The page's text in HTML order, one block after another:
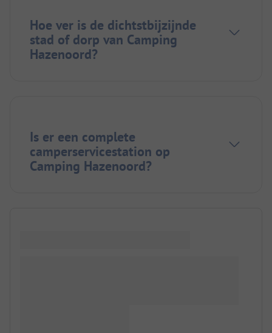
Hoe ver is de dichtstbijzijnde
stad of dorp van Camping
Hazenoord?
Is er een complete
camperservicestation op
Camping Hazenoord?